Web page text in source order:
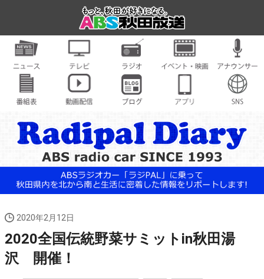
2020年2月12日
2020全国伝統野菜サミットin秋田湯
沢 開催！